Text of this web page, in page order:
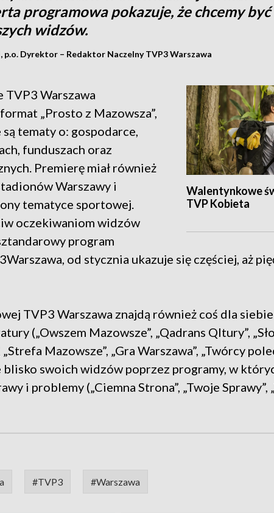
programowa pokazuje, że chcemy być
widzów.
p.o. Dyrektor – Redaktor Naczelny TVP3 Warszawa
Walentynkowe
TVP Kobieta
TVP3 Warszawa
„Prosto z Mazowsza”,
tematy o: gospodarce,
funduszach oraz
Premierę miał również
Warszawy i
tematyce sportowej.
oczekiwaniom widzów
program
od stycznia ukazuje się częściej, aż
TVP3 Warszawa znajdą również coś dla
(„Owszem Mazowsze”, „Qadrans Qltury”,
Mazowsze”, „Gra Warszawa”, „Twórcy
blisko swoich widzów poprzez programy, w
i problemy („Ciemna Strona”, „Twoje Sprawy”,
#TVP3 #Warszawa